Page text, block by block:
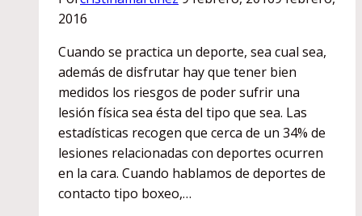
2016
Cuando se practica un deporte, sea cual sea,
además de disfrutar hay que tener bien
medidos los riesgos de poder sufrir una
lesión física sea ésta del tipo que sea. Las
estadísticas recogen que cerca de un 34% de
lesiones relacionadas con deportes ocurren
en la cara. Cuando hablamos de deportes de
contacto tipo boxeo,…